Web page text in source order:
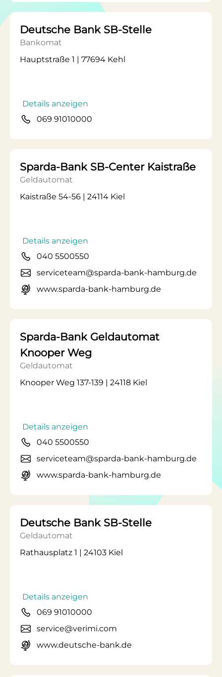
Deutsche Bank SB-Stelle
Bankomat
Hauptstraße 1 | 77694 Kehl
Details anzeigen
069 91010000
Sparda-Bank SB-Center Kaistraße
Geldautomat
Kaistraße 54-56 | 24114 Kiel
Details anzeigen
040 5500550
serviceteam@sparda-bank-hamburg.de
www.sparda-bank-hamburg.de
Sparda-Bank Geldautomat
Knooper Weg
Geldautomat
Knooper Weg 137-139 | 24118 Kiel
Details anzeigen
040 5500550
serviceteam@sparda-bank-hamburg.de
www.sparda-bank-hamburg.de
Deutsche Bank SB-Stelle
Geldautomat
Rathausplatz 1 | 24103 Kiel
Details anzeigen
069 91010000
service@verimi.com
www.deutsche-bank.de